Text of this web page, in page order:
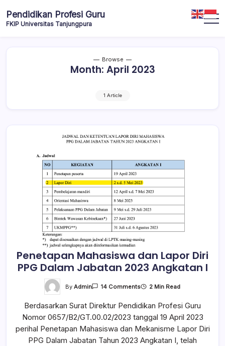
Pendidikan Profesi Guru
FKIP Universitas Tanjungpura
Browse
Month: April 2023
1 Article
Penetapan Mahasiswa dan Lapor Diri
PPG Dalam Jabatan 2023 Angkatan I
By Admin 14 Comments 2 Min Read
Berdasarkan Surat Direktur Pendidikan Profesi Guru
Nomor 0657/B2/GT.00.02/2023 tanggal 19 April 2023
perihal Penetapan Mahasiswa dan Mekanisme Lapor Diri
PPG Dalam Jabatan Tahun 2023 Angkatan I, telah